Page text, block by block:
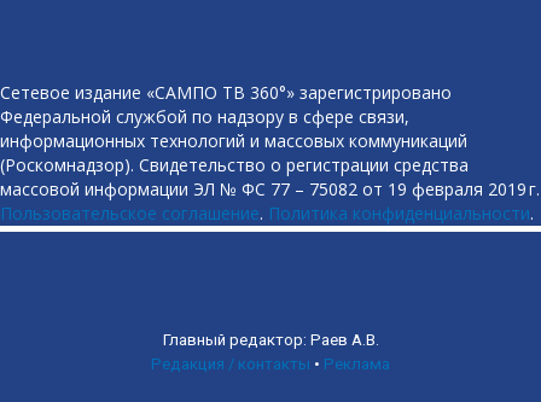
Сетевое издание «САМПО ТВ 360°» зарегистрировано
Федеральной службой по надзору в сфере связи,
информационных технологий и массовых коммуникаций
(Роскомнадзор). Свидетельство о регистрации средства
массовой информации ЭЛ № ФС 77 – 75082 от 19 февраля 2019 г.
Пользовательское соглашение. Политика конфиденциальности.
Главный редактор: Раев А.В.
Редакция / контакты • Реклама